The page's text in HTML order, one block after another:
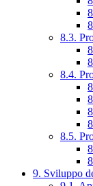
8.3.
8.4.
8.5.
9. Sviluppo